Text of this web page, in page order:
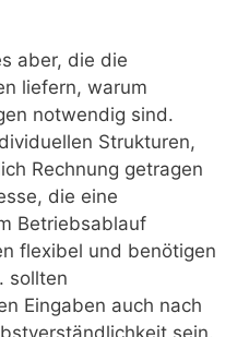
aber, die die
liefern, warum
notwendig sind.
Strukturen,
Rechnung getragen
die eine
Betriebsablauf
flexibel und benötigen
sollten
Eingaben auch nach
sein.